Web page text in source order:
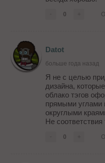
0
Datot
больше года назад
Я не с целью
дизайна,
облако тэгов
прямыми углами
округлыми
Не
0